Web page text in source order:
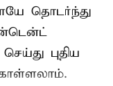
தொடர்ந்து
புதிய